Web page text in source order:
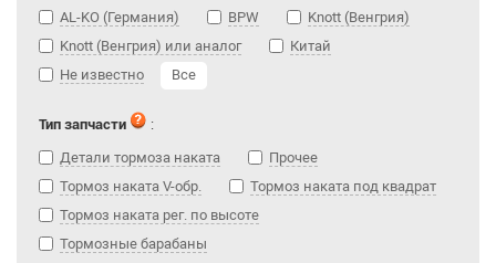
AL-KO (Германия)
BPW
Knott (Венгрия)
Knott (Венгрия) или аналог
Китай
Не известно
Все
Тип запчасти
:
Детали тормоза наката
Прочее
Тормоз наката V-обр.
Тормоз наката под квадрат
Тормоз наката рег. по высоте
Тормозные барабаны